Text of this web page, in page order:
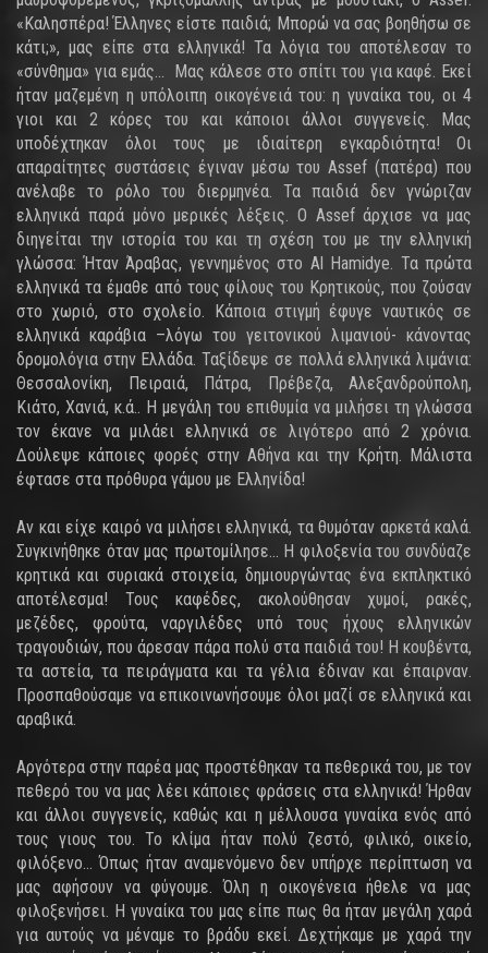
«Καλησπέρα! Έλληνες είστε παιδιά; Μπορώ να σας βοηθήσω σε
κάτι;», μας είπε στα ελληνικά! Τα λόγια του αποτέλεσαν το
«σύνθημα» για εμάς... Μας κάλεσε στο σπίτι του για καφέ. Εκεί
ήταν μαζεμένη η υπόλοιπη οικογένειά του: η γυναίκα του, οι 4
γιοι και 2 κόρες του και κάποιοι άλλοι συγγενείς. Μας
υποδέχτηκαν όλοι τους με ιδιαίτερη εγκαρδιότητα! Οι
απαραίτητες συστάσεις έγιναν μέσω του Assef (πατέρα) που
ανέλαβε το ρόλο του διερμηνέα. Τα παιδιά δεν γνώριζαν
ελληνικά παρά μόνο μερικές λέξεις. Ο Assef άρχισε να μας
διηγείται την ιστορία του και τη σχέση του με την ελληνική
γλώσσα: Ήταν Άραβας, γεννημένος στο Al Hamidye. Τα πρώτα
ελληνικά τα έμαθε από τους φίλους του Κρητικούς, που ζούσαν
στο χωριό, στο σχολείο. Κάποια στιγμή έφυγε ναυτικός σε
ελληνικά καράβια –λόγω του γειτονικού λιμανιού- κάνοντας
δρομολόγια στην Ελλάδα. Ταξίδεψε σε πολλά ελληνικά λιμάνια:
Θεσσαλονίκη, Πειραιά, Πάτρα, Πρέβεζα, Αλεξανδρούπολη,
Κιάτο, Χανιά, κ.ά.. Η μεγάλη του επιθυμία να μιλήσει τη γλώσσα
τον έκανε να μιλάει ελληνικά σε λιγότερο από 2 χρόνια.
Δούλεψε κάποιες φορές στην Αθήνα και την Κρήτη. Μάλιστα
έφτασε στα πρόθυρα γάμου με Ελληνίδα!
Αν και είχε καιρό να μιλήσει ελληνικά, τα θυμόταν αρκετά καλά.
Συγκινήθηκε όταν μας πρωτομίλησε... Η φιλοξενία του συνδύαζε
κρητικά και συριακά στοιχεία, δημιουργώντας ένα εκπληκτικό
αποτέλεσμα! Τους καφέδες, ακολούθησαν χυμοί, ρακές,
μεζέδες, φρούτα, ναργιλέδες υπό τους ήχους ελληνικών
τραγουδιών, που άρεσαν πάρα πολύ στα παιδιά του! Η κουβέντα,
τα αστεία, τα πειράγματα και τα γέλια έδιναν και έπαιρναν.
Προσπαθούσαμε να επικοινωνήσουμε όλοι μαζί σε ελληνικά και
αραβικά.
Αργότερα στην παρέα μας προστέθηκαν τα πεθερικά του, με τον
πεθερό του να μας λέει κάποιες φράσεις στα ελληνικά! Ήρθαν
και άλλοι συγγενείς, καθώς και η μέλλουσα γυναίκα ενός από
τους γιους του. Το κλίμα ήταν πολύ ζεστό, φιλικό, οικείο,
φιλόξενο... Όπως ήταν αναμενόμενο δεν υπήρχε περίπτωση να
μας αφήσουν να φύγουμε. Όλη η οικογένεια ήθελε να μας
φιλοξενήσει. Η γυναίκα του μας είπε πως θα ήταν μεγάλη χαρά
για αυτούς να μέναμε το βράδυ εκεί. Δεχτήκαμε με χαρά την